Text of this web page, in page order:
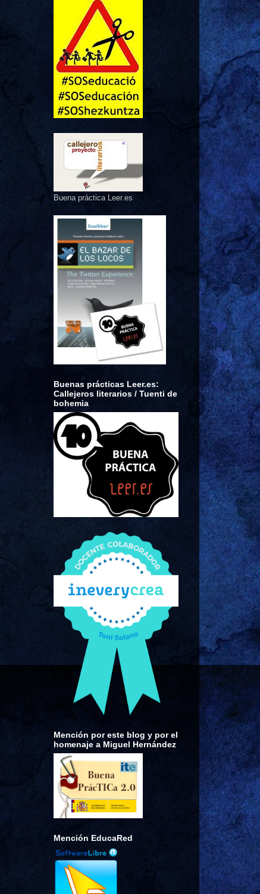
Buena práctica Leer.es
Buenas prácticas Leer.es:
Callejeros literarios / Tuenti de
bohemia
Mención por este blog y por el
homenaje a Miguel Hernández
Mención EducaRed